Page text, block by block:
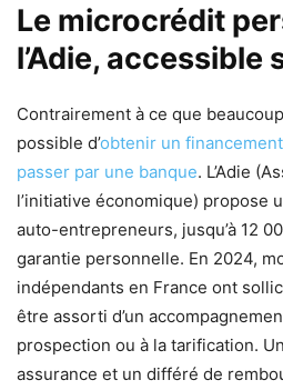
Le microcrédit
l’Adie, accessible
Contrairement à ce que
possible d’obtenir un
passer par une banque. L’Adie
l’initiative économique) propose
auto-entrepreneurs, jusqu’à 12
garantie personnelle. En 2024,
indépendants en France ont
être assorti d’un
prospection ou à la tarification.
assurance et un différé de